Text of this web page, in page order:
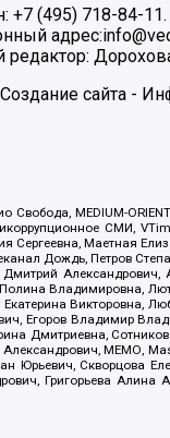
+7 (495) 718-84-11.
адрес:
редактор:
сайта -
MEDIUM-
СМИ,
Маетная
Дождь, Петров
Александрович,
Владимировна,
Викторовна,
Егоров Владимир
Дмитриевна,
МЕМО,
Юрьевич, Скворцова
Григорьева Алина